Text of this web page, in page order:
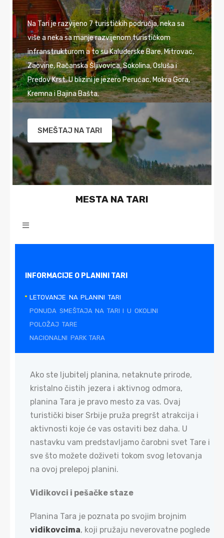
Na Tari je razvijeno 7 turističkih područja, neka sa
više a neka sa manje razvijenom turističkom
infranstrukturom a to su Kaluđerske Bare, Mitrovac,
Zaovine, Račanska Šljivovica, Sokolina, Osluša i
Predov Krst. U blizini je jezero Perućac, Mokra Gora,
Kremna i Bajina Bašta.
SMEŠTAJ NA TARI
MESTA NA TARI
INFORMACIJE O PLANINI TARI
LETOVANJE NA PLANINI TARI
PONUDA SMEŠTAJA NA TARI I U OKOLINI
POLOŽAJ TARE
NACIONALNI PARK TARA
Ako ste ljubitelj planina, netaknute prirode,
kristalno čistih jezera i aktivnog odmora,
planina Tara je pravo mesto za vas. Ovaj
turistički biser Srbije pruža pregršt atrakcija i
aktivnosti koje će vas ostaviti bez daha. U
nastavku vam predstavljamo čarobni svet Tare i
sve što možete doživeti tokom svog letovanja
na ovoj prelepoj planini.
Vidikovci i pešačke staze​
Planina Tara je poznata po svojim brojnim
vidikovcima, koji pružaju neverovatne poglede